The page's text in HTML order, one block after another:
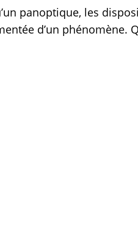
panoptique, les
d’un phénomène.